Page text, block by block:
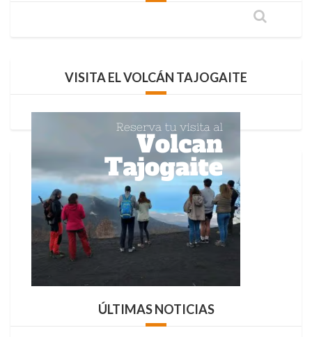
VISITA EL VOLCÁN TAJOGAITE
ÚLTIMAS NOTICIAS